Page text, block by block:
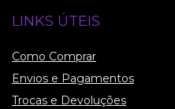
LINKS ÚTEIS
Como Comprar
Envios e Pagamentos
Trocas e Devoluções